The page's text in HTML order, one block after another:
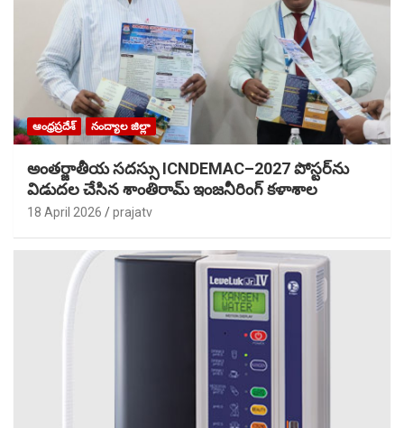
ఆంధ్రప్రదేశ్ నంద్యాల జిల్లా
అంతర్జాతీయ సదస్సు ICNDEMAC–2027 పోస్టర్‌ను
విడుదల చేసిన శాంతిరామ్ ఇంజనీరింగ్ కళాశాల
18 April 2026 prajatv